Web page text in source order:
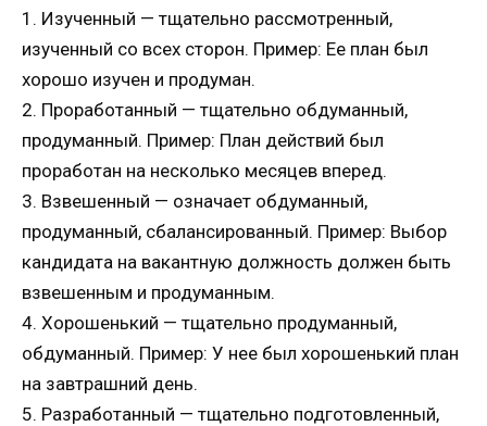
1. Изученный — тщательно рассмотренный,
изученный со всех сторон. Пример: Ее план был
хорошо изучен и продуман.
2. Проработанный — тщательно обдуманный,
продуманный. Пример: План действий был
проработан на несколько месяцев вперед.
3. Взвешенный — означает обдуманный,
продуманный, сбалансированный. Пример: Выбор
кандидата на вакантную должность должен быть
взвешенным и продуманным.
4. Хорошенький — тщательно продуманный,
обдуманный. Пример: У нее был хорошенький план
на завтрашний день.
5. Разработанный — тщательно подготовленный,